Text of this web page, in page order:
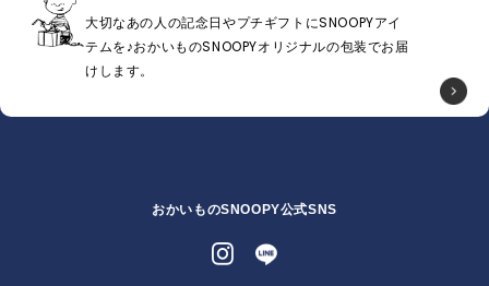
大切なあの人の記念日やプチギフトにSNOOPYアイ
テムを♪おかいものSNOOPYオリジナルの包装でお届
けします。
おかいものSNOOPY公式SNS